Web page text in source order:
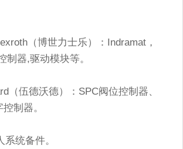
（博世力士乐）：Indramat，
制器,驱动模块等。
（伍德沃德）：SPC阀位控制器、
制器。
统备件。